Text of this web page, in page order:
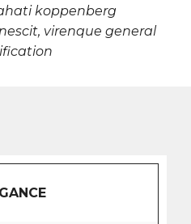
koppenberg
virenque general